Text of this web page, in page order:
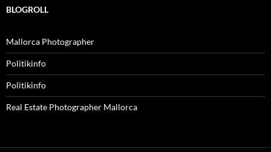
BLOGROLL
Mallorca Photographer
Politikinfo
Politikinfo
Real Estate Photographer Mallorca